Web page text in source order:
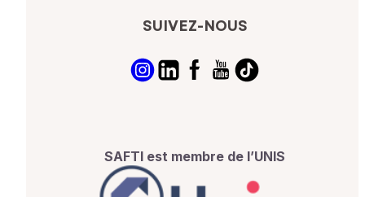
SUIVEZ-NOUS
SAFTI est membre de l’UNIS